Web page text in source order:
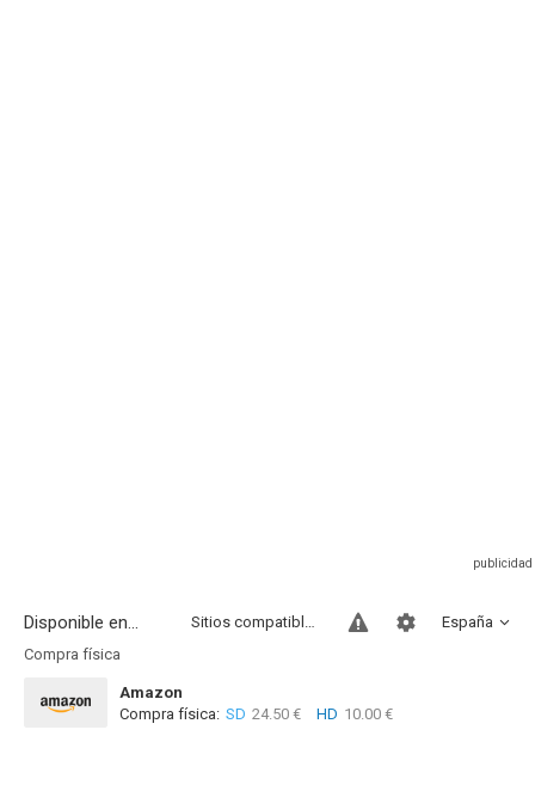
Disponible en... España
Sitios compatibles
Compra física
Amazon
Compra física: SD 24.50 € HD 10.00 €